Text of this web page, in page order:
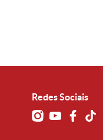
Redes Sociais